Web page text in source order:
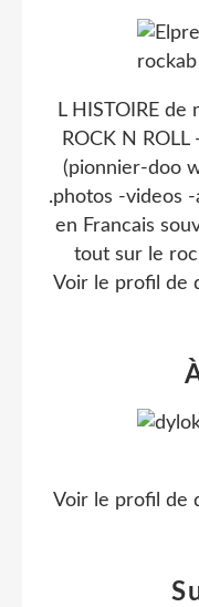
L HISTOIRE de
ROCK N
(pionnier-doo
.photos -videos
en Francais
tout sur le
Voir le profil de
Voir le profil de